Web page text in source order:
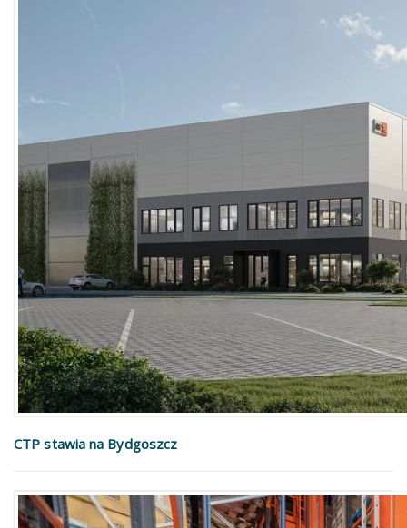
CTP stawia na Bydgoszcz